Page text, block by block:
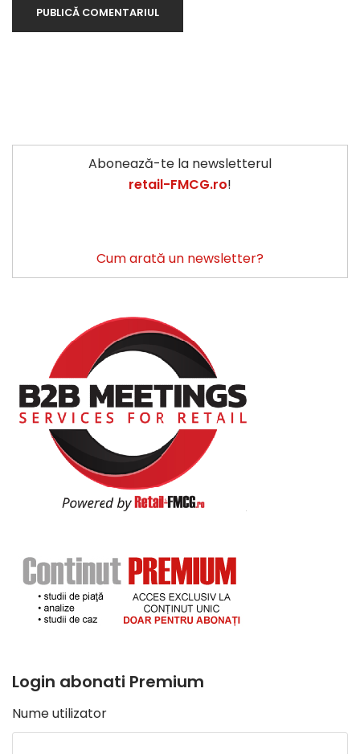
Abonează-te la newsletterul
retail-FMCG.ro!
Cum arată un newsletter?
Login abonati Premium
Nume utilizator